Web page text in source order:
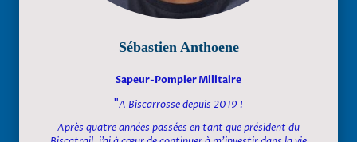
Sébastien Anthoene
Sapeur-Pompier Militaire
"A Biscarrosse depuis 2019 !
Après quatre années passées en tant que président du